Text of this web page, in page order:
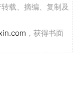
载、摘编、复制及
，获得书面